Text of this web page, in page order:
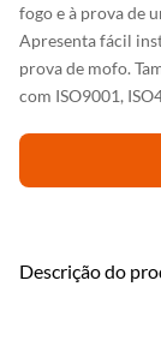
fogo e à prova de
Apresenta fácil
prova de mofo.
com ISO9001,
Descrição do